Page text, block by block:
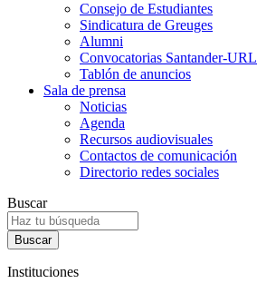
Consejo de Estudiantes
Sindicatura de Greuges
Alumni
Convocatorias Santander-URL
Tablón de anuncios
Sala de prensa
Noticias
Agenda
Recursos audiovisuales
Contactos de comunicación
Directorio redes sociales
Buscar
Instituciones